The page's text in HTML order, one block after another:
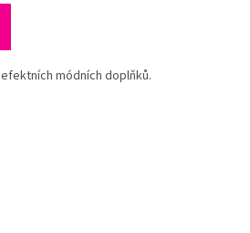
módních doplňků.